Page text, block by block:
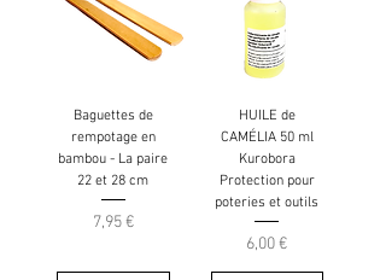
Baguettes de
rempotage en
bambou - La paire
22 et 28 cm
Prix
7,95 €
HUILE de
CAMÉLIA 50 ml
Kurobora
Protection pour
poteries et outils
Prix
6,00 €